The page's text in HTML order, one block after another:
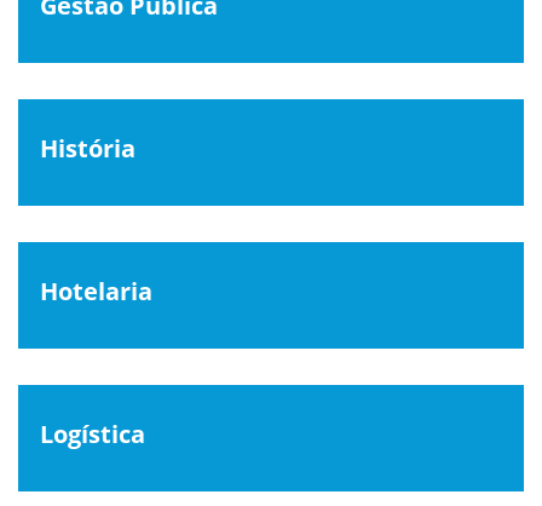
História
Hotelaria
Logística